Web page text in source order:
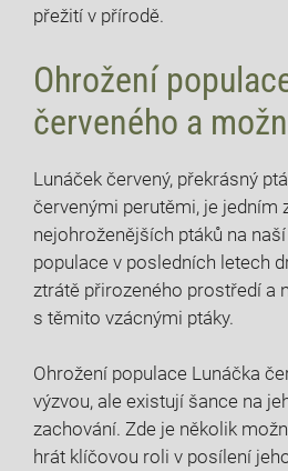
přežití v přírodě.
Ohrožení
červeného a
Lunáček červený, překrásný
červenými perutěmi, je jedním
nejohroženějších ptáků na
populace v posledních letech
ztrátě přirozeného prostředí a
s těmito vzácnými ptáky.
Ohrožení populace Lunáčka
výzvou, ale existují šance na
zachování. Zde je několik
hrát klíčovou roli v posílení